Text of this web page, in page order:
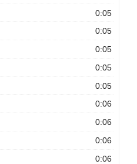
0:05
0:05
0:05
0:05
0:05
0:06
0:06
0:06
0:06